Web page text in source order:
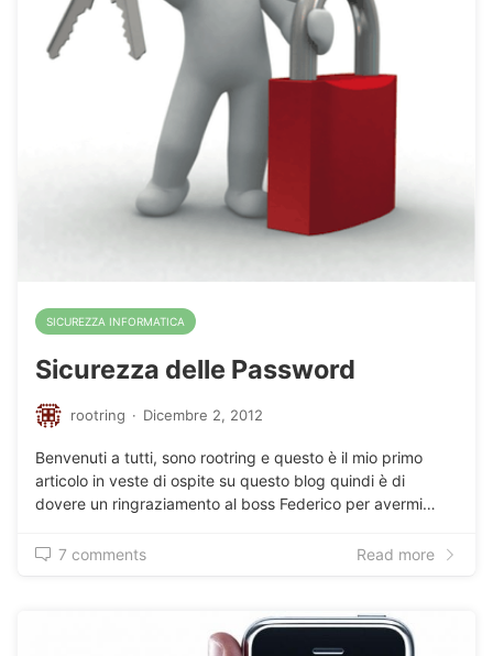
SICUREZZA INFORMATICA
Sicurezza delle Password
rootring · Dicembre 2, 2012
Benvenuti a tutti, sono rootring e questo è il mio primo
articolo in veste di ospite su questo blog quindi è di
dovere un ringraziamento al boss Federico per avermi…
7 comments Read more